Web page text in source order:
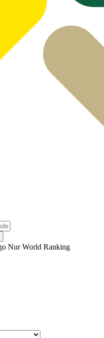
Nur World Ranking